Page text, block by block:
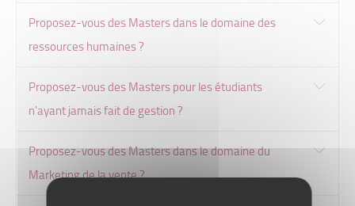
Proposez-vous des Masters dans le domaine des
ressources humaines ?
Proposez-vous des Masters pour les étudiants
n'ayant jamais fait de gestion ?
Proposez-vous des Masters dans le domaine du
Marketing de la vente ?